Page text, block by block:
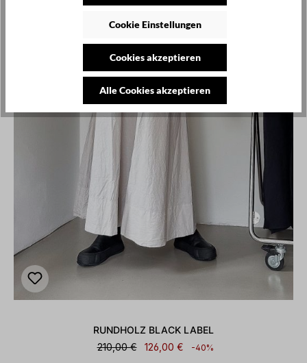
RUNDHOLZ BLACK LABEL
210,00 €
126,00 € -40%
Cookie Einstellungen
Cookies akzeptieren
Alle Cookies akzeptieren